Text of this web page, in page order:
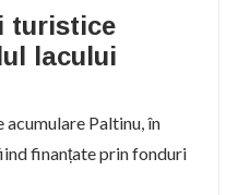
turistice
lacului
acumulare Paltinu, în
finanțate prin fonduri